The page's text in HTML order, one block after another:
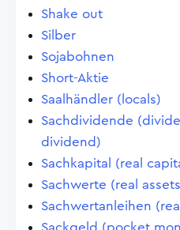
Shake out
Silber
Sojabohnen
Short-Aktie
Saalhändler (locals)
Sachdividende
dividend)
Sachkapital (real
Sachwerte (real
Sachwertanleihen
Sackgeld (pocket